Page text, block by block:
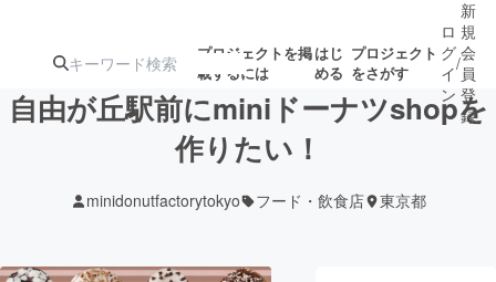
プロジェクトを掲
載するには
はじ
める
プロジェクト
をさがす
ターン
ジェクト
募集終了が近いプ
ロジェクト
もうすぐ公開
されます
ロ
グ
イ
ン
/
新
規
会
員
登
録
自由が丘駅前にminiドーナツshopを
作りたい！
minidonutfactorytokyo フード・飲食店 東京都